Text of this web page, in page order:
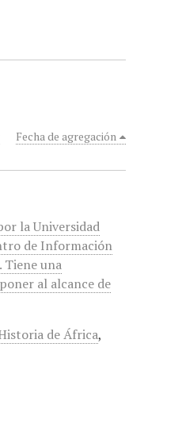
Fecha de agregación
la Universidad
de Información
Tiene una
al alcance de
de África,